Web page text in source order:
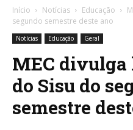
Início Notícias Educação
segundo semestre deste ano
Notícias Educação Geral
MEC divulga
do Sisu do
semestre